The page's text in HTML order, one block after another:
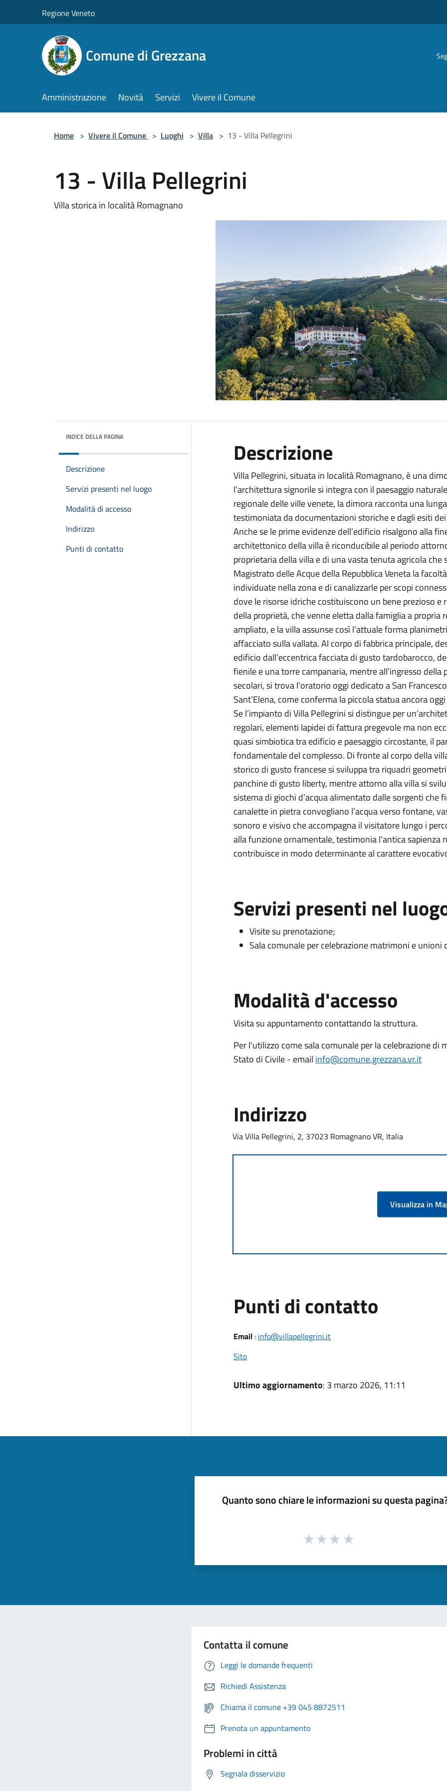
Regione Veneto
Comune di Grezzana
Amministrazione Novità Servizi Vivere il Comune
Home > Vivere il Comune > Luoghi > Villa > 13 - Villa Pellegrini
13 - Villa Pellegrini
Villa storica in località Romagnano
INDICE DELLA PAGINA
Descrizione
Servizi presenti nel luogo
Modalità di accesso
Indirizzo
Punti di contatto
Descrizione
Villa Pellegrini, situata in località Romagnano, è una
l’architettura signorile si integra con il paesaggio
regionale delle ville venete, la dimora racconta una
testimoniata da documentazioni storiche e dagli esiti
Anche se le prime evidenze dell’edificio risalgono alla
architettonico della villa è riconducibile al periodo
proprietaria della villa e di una vasta tenuta agricola
Magistrato delle Acque della Repubblica Veneta la
individuate nella zona e di canalizzarle per scopi
dove le risorse idriche costituiscono un bene prezioso
della proprietà, che venne eletta dalla famiglia a propria
ampliato, e la villa assunse così l’attuale forma
affacciato sulla vallata. Al corpo di fabbrica principale,
edificio dall’eccentrica facciata di gusto tardobarocco,
fienile e una torre campanaria, mentre all’ingresso
secolari, si trova l’oratorio oggi dedicato a San
Sant’Elena, come conferma la piccola statua ancora
Se l’impianto di Villa Pellegrini si distingue per
regolari, elementi lapidei di fattura pregevole ma non
quasi simbiotica tra edificio e paesaggio circostante, il
fondamentale del complesso. Di fronte al corpo della
storico di gusto francese si sviluppa tra riquadri
panchine di gusto liberty, mentre attorno alla villa si
sistema di giochi d’acqua alimentato dalle sorgenti che
canalette in pietra convogliano l’acqua verso fontane,
sonoro e visivo che accompagna il visitatore lungo i
alla funzione ornamentale, testimonia l’antica sapienza
contribuisce in modo determinante al carattere
Servizi presenti nel
Visite su prenotazione;
Sala comunale per celebrazione matrimoni e unioni
Modalità d'accesso
Visita su appuntamento contattando la struttura.
Per l'utilizzo come sala comunale per la celebrazione
Stato di Civile - email info@comune.grezzana.vr.it
Indirizzo
Via Villa Pellegrini, 2, 37023 Romagnano VR, Italia
Visualizza in
Punti di contatto
Email: info@villapellegrini.it
Sito
Ultimo aggiornamento: 3 marzo 2026, 11:11
Quanto sono chiare le informazioni su questa
Contatta il comune
Leggi le domande frequenti
Richiedi Assistenza
Chiama il comune +39 045 8872511
Prenota un appuntamento
Problemi in città
Segnala disservizio